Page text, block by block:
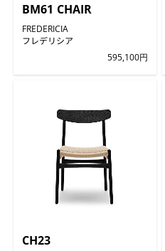
BM61 CHAIR
FREDERICIA
フレデリシア
595,100円
CH23